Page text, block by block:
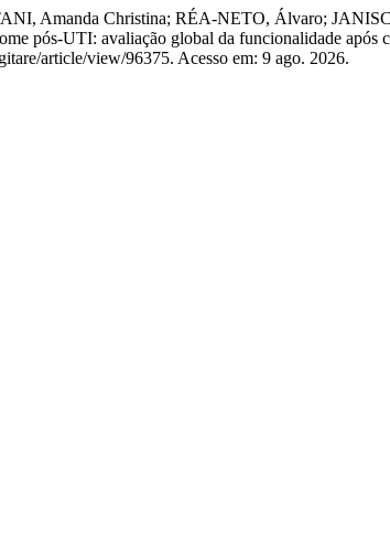
Amanda Christina; RÉA-NETO, Álvaro;
pós-UTI: avaliação global da funcionalidade após
article/view/96375. Acesso em: 9 ago. 2026.